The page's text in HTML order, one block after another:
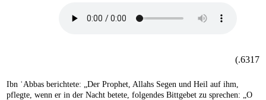
6317.)
Ibn ʿAbbas berichtete: „Der Prophet, Allahs Segen und Heil auf ihm,
pflegte, wenn er in der Nacht betete, folgendes Bittgebet zu sprechen: „O